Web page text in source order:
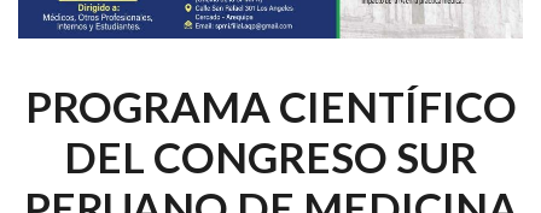
PROGRAMA CIENTÍFICO
DEL CONGRESO SUR